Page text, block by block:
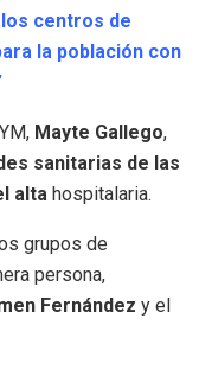
centros de
la población con
Mayte Gallego,
sanitarias de las
alta hospitalaria.
grupos de
persona,
Fernández y el